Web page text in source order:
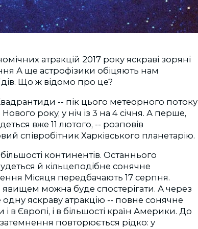
атракцiй 2017 року яскравi зорянi
А ще астрофiзики обiцяють нам
Що ж вiдомо про це?
-- пiк цього метеорного потоку
року, у нiч iз 3 на 4 сiчня. А перше,
вже 11 лютого, -- розповiв
спiвробiтник Харкiвського планетарiю.
континентiв. Останнього
й кiльцеподiбне сонячне
Мiсяця передбачають 17 серпня.
можна буде спостерiгати. А через
яскраву атракцiю -- повне сонячне
в Європi, i в бiльшостi країн Америки. До
повторюється рiдко: у